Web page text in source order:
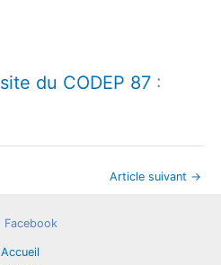
site du CODEP 87 :
Article suivant →
Facebook
Accueil